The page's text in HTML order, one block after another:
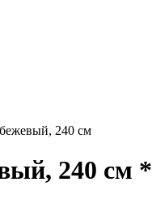
240 см
240 см *